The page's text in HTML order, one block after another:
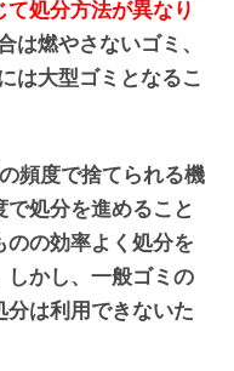
処分方法が異なり
は燃やさないゴミ、
は大型ゴミとなるこ
頻度で捨てられる機
処分を進めること
の効率よく処分を
しかし、一般ゴミの
は利用できないた